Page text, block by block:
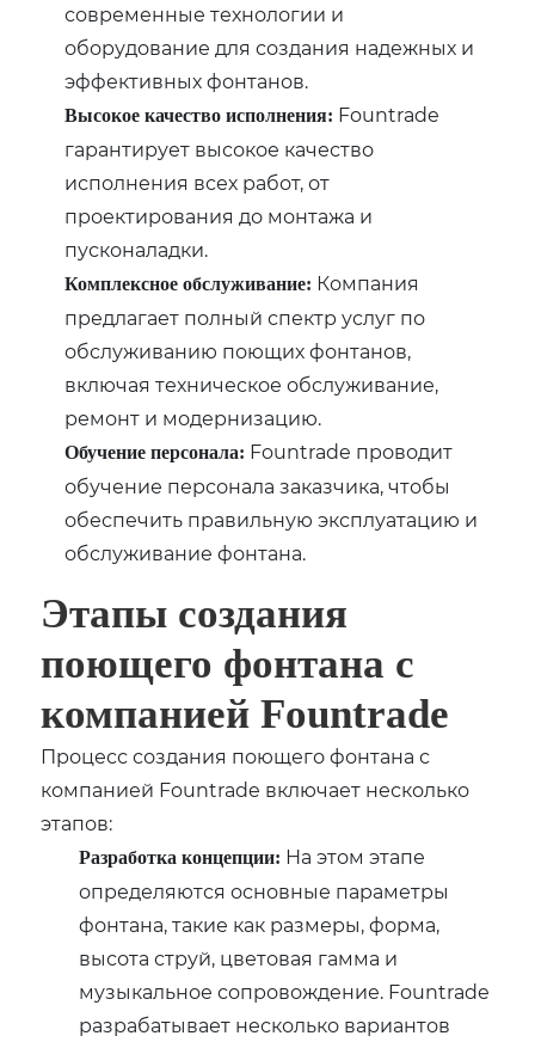
современные технологии и
оборудование для создания надежных и
эффективных фонтанов.
Высокое качество исполнения: Fountrade
гарантирует высокое качество
исполнения всех работ, от
проектирования до монтажа и
пусконаладки.
Комплексное обслуживание: Компания
предлагает полный спектр услуг по
обслуживанию поющих фонтанов,
включая техническое обслуживание,
ремонт и модернизацию.
Обучение персонала: Fountrade проводит
обучение персонала заказчика, чтобы
обеспечить правильную эксплуатацию и
обслуживание фонтана.
Этапы создания
поющего фонтана с
компанией Fountrade
Процесс создания поющего фонтана с
компанией Fountrade включает несколько
этапов:
Разработка концепции: На этом этапе
определяются основные параметры
фонтана, такие как размеры, форма,
высота струй, цветовая гамма и
музыкальное сопровождение. Fountrade
разрабатывает несколько вариантов